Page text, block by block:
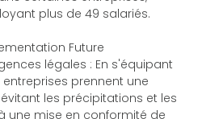
plus de 49 salariés.
Future
légales : En s'équipant
prennent une
les précipitations et les
une mise en conformité de